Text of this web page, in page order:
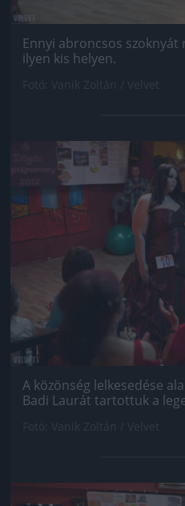
Ennyi abroncsos
ilyen kis helyen.
Jön
A közönség lelkesedése
Badi Laurát tartottuk a